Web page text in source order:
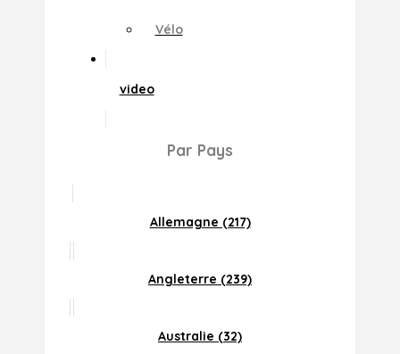
Vélo
video
Par Pays
Allemagne (217)
Angleterre (239)
Australie (32)